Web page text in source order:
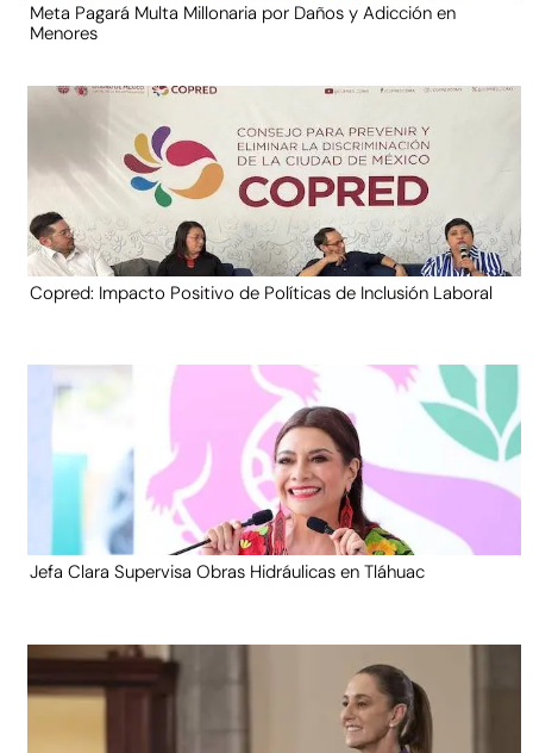
Meta Pagará Multa Millonaria por Daños y Adicción en
Menores
Copred: Impacto Positivo de Políticas de Inclusión Laboral
Jefa Clara Supervisa Obras Hidráulicas en Tláhuac